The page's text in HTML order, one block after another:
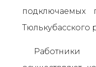
Тюлькубасского